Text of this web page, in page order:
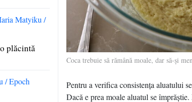
plăcintă
Coca trebuie să rămână moale, dar să-şi
Pentru a verifica consistenţa aluatului
Dacă e prea moale aluatul se